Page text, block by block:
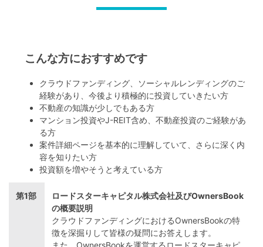
こんな方におすすめです
クラウドファンディング、ソーシャルレンディングのご
経験があり、今後より積極的に投資していきたい方
不動産の知識が少しでもある方
マンション投資やJ-REIT含め、不動産投資のご経験があ
る方
案件詳細ページを基本的に理解していて、さらに深く内
容を知りたい方
投資額を増やそうと考えている方
第1部
ロードスターキャピタル株式会社及びOwnersBook
の概要説明
クラウドファンディングにおけるOwnersBookの特
徴を深掘りして皆様の疑問にお答えします。
また、OwnersBookを運営するロードスターキャピ